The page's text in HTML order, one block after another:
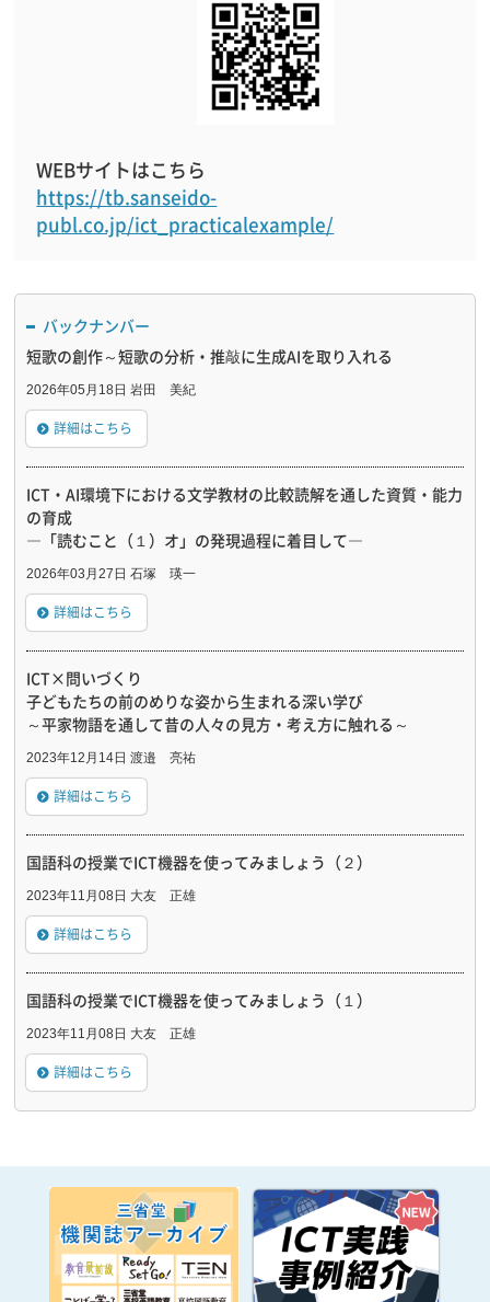
WEBサイトはこちら
https://tb.sanseido-
publ.co.jp/ict_practicalexample/
バックナンバー
短歌の創作～短歌の分析・推敲に生成AIを取り入れる
2026年05月18日 岩田 美紀
詳細はこちら
ICT・AI環境下における文学教材の比較読解を通した資質・能力
の育成
―「読むこと（１）オ」の発現過程に着目して―
2026年03月27日 石塚 瑛一
詳細はこちら
ICT×問いづくり
子どもたちの前のめりな姿から生まれる深い学び
～平家物語を通して昔の人々の見方・考え方に触れる～
2023年12月14日 渡邉 亮祐
詳細はこちら
国語科の授業でICT機器を使ってみましょう（２）
2023年11月08日 大友 正雄
詳細はこちら
国語科の授業でICT機器を使ってみましょう（１）
2023年11月08日 大友 正雄
詳細はこちら